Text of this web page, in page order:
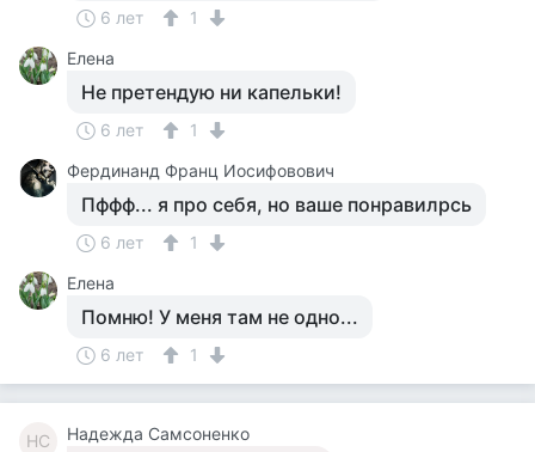
6 лет
1
Елена
Не претендую ни капельки!
6 лет
1
Фердинанд Франц Иосифовович
Пффф... я про себя, но ваше понравилрсь
6 лет
1
Елена
Помню! У меня там не одно...
6 лет 1
НС Надежда Самсоненко